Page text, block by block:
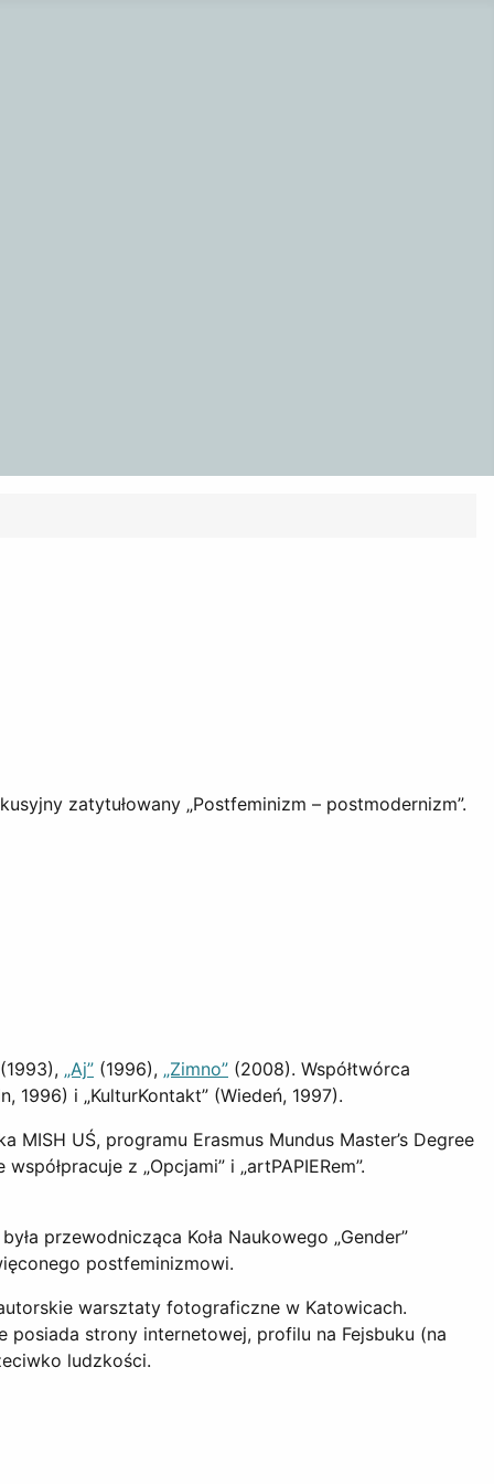
zatytułowany „Postfeminizm – postmodernizm”.
„Aj” (1996), „Zimno” (2008). Współtwórca
1996) i „KulturKontakt” (Wiedeń, 1997).
UŚ, programu Erasmus Mundus Master’s Degree
z „Opcjami” i „artPAPIERem”.
przewodnicząca Koła Naukowego „Gender”
postfeminizmowi.
warsztaty fotograficzne w Katowicach.
posiada strony internetowej, profilu na Fejsbuku (na
ludzkości.